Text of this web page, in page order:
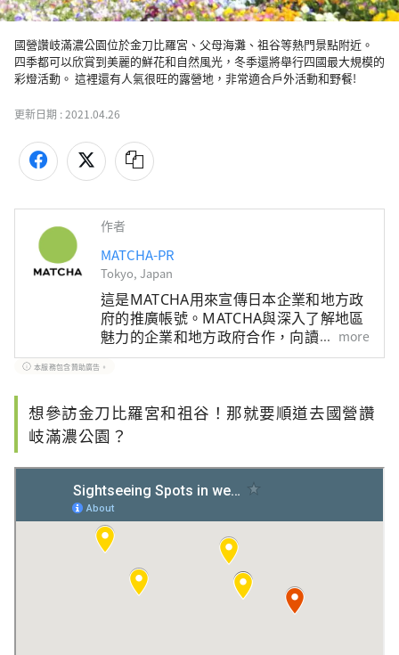
國營讚岐滿濃公園位於金刀比羅宮、父母海灘、祖谷等熱門景點附近。
四季都可以欣賞到美麗的鮮花和自然風光，冬季還將舉行四國最大規模的
彩燈活動。 這裡還有人氣很旺的露營地，非常適合戶外活動和野餐!
更新日期 :2021.04.26
作者
MATCHA-PR
Tokyo, Japan
這是MATCHA用來宣傳日本企業和地方政
府的推廣帳號。MATCHA與深入了解地區
魅力的企業和地方政府合作，向讀者介紹
日本尚未被發現的魅力！同時我們也根據
該地區的政府和企業等提供值得信賴的資
more
本服務包含贊助廣告。
想參訪金刀比羅宮和祖谷！那就要順道去國營讚
岐滿濃公園？